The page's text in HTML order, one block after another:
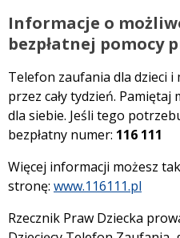
Informacje o
bezpłatnej pomocy
Telefon zaufania dla dzieci i
przez cały tydzień.
dla siebie. Jeśli tego
bezpłatny numer: 116 111
Więcej informacji możesz
stronę: www.116111.pl
Rzecznik Praw Dziecka